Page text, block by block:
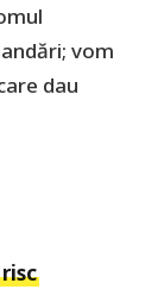
vom
dau